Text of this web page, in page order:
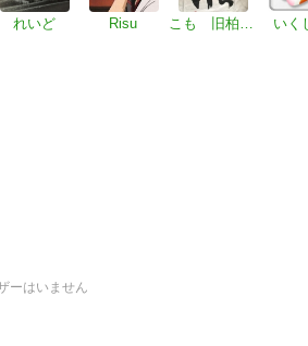
れいど Risu こも 旧柏バカ一代 いく
ーはいません